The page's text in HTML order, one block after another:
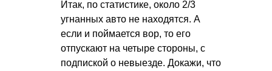
Итак, по статистике, около 2/3
угнанных авто не находятся. А
если и поймается вор, то его
отпускают на четыре стороны, с
подпиской о невыезде. Докажи, что